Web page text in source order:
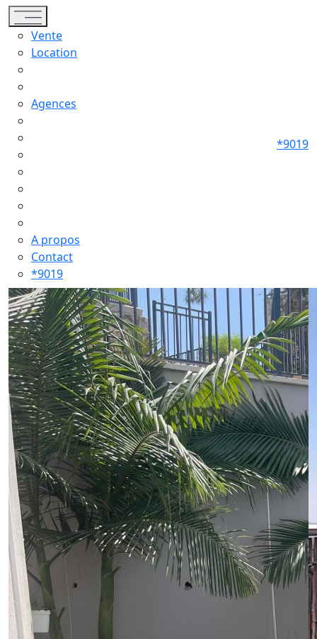
Toggle navigation
Vente
Location
Agences
A propos
Contact
*9019
*9019